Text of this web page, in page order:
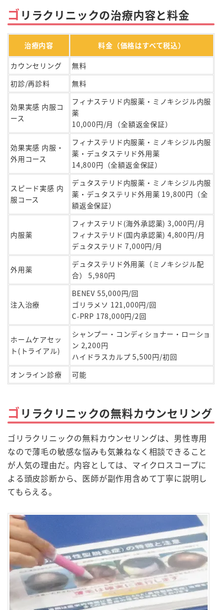
ゴリラクリニックの治療内容と料金
治療内容 料金（価格はすべて税込）
カウンセリング
無料
初診/再診料
無料
効果実感 内服コ
ース
フィナステリド内服薬・ミノキシジル内服
薬
10,000円/月（全額返金保証）
効果実感 内服・
外用コース
フィナステリド内服薬・ミノキシジル内服
薬・デュタステリド外用薬
14,800円（全額返金保証）
スピード実感 内
服コース
デュタステリド内服薬・ミノキシジル内服
薬・デュタステリド外用薬 19,800円（全
額返金保証）
内服薬
フィナステリド(海外承認薬) 3,000円/月
フィナステリド(国内承認薬) 4,800円/月
デュタステリド 7,000円/月
外用薬
デュタステリド外用薬（ミノキシジル配
合） 5,980円
注入治療
BENEV 55,000円/回
ゴリラメソ 121,000円/回
C-PRP 178,000円/2回
ホームケアセッ
ト(トライアル)
シャンプー・コンディショナー・ローショ
ン 2,200円
ハイドラスカルプ 5,500円/初回
オンライン診療
可能
ゴリラクリニックの無料カウンセリング
ゴリラクリニックの無料カウンセリングは、男性専用
なので薄毛の敏感な悩みも気兼ねなく相談できること
が人気の理由だ。内容としては、マイクロスコープに
よる頭皮診断から、医師が副作用含めて丁寧に説明し
てもらえる。